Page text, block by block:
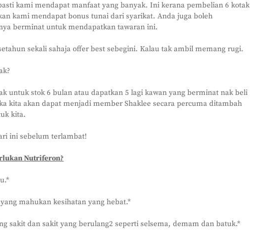
kami mendapat manfaat yang banyak. Ini kerana pembelian 6 kotak
kami mendapat bonus tunai dari syarikat. Anda juga boleh
berminat untuk mendapatkan tawaran ini.
sekali sahaja offer best sebegini. Kalau tak ambil memang rugi.
untuk stok 6 bulan atau dapatkan 5 lagi kawan yang berminat nak beli
kita akan dapat menjadi member Shaklee secara percuma ditambah
kita.
ini sebelum terlambat!
Nutriferon?
mahukan kesihatan yang hebat.*
sakit dan sakit yang berulang2 seperti selsema, demam dan batuk.*